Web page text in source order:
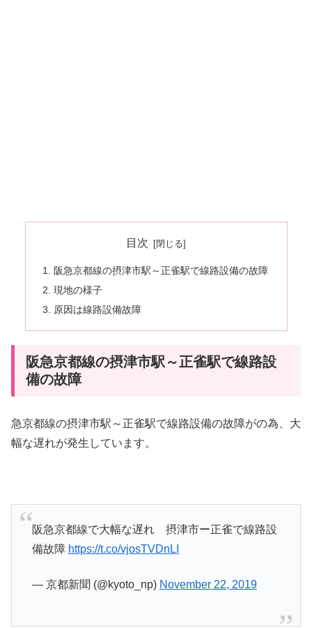
目次
阪急京都線の摂津市駅～正雀駅で線路設備の故障
現地の様子
原因は線路設備故障
阪急京都線の摂津市駅～正雀駅で線路設
備の故障
急京都線の摂津市駅～正雀駅で線路設備の故障がの為、大
幅な遅れが発生しています。
阪急京都線で大幅な遅れ 摂津市ー正雀で線路設
備故障 https://t.co/vjosTVDnLI
— 京都新聞 (@kyoto_np) November 22, 2019